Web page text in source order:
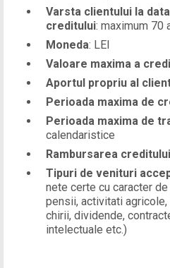
Varsta clientului la
creditului: maximum 70
Moneda: LEI
Valoare maxima a
Aportul propriu al
Perioada maxima de
Perioada maxima de
calendaristice
Rambursarea creditului
Tipuri de venituri
nete certe cu caracter
pensii, activitati
chirii, dividende,
intelectuale etc.)